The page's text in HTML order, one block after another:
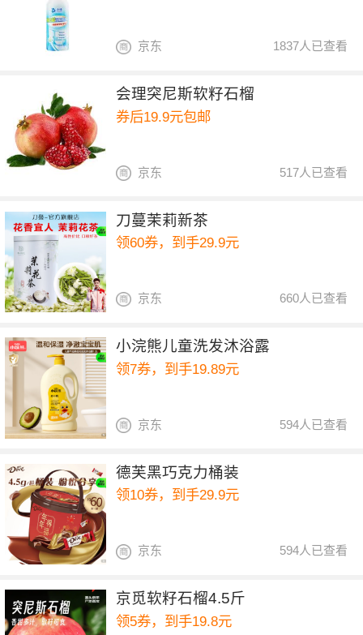
1837人已查看
京东
会理突尼斯软籽石榴
券后19.9元包邮
517人已查看
京东
刀蔓茉莉新茶
领60券，到手29.9元
660人已查看
京东
小浣熊儿童洗发沐浴露
领7券，到手19.89元
594人已查看
京东
德芙黑巧克力桶装
领10券，到手29.9元
594人已查看
京东
京觅软籽石榴4.5斤
领5券，到手19.8元